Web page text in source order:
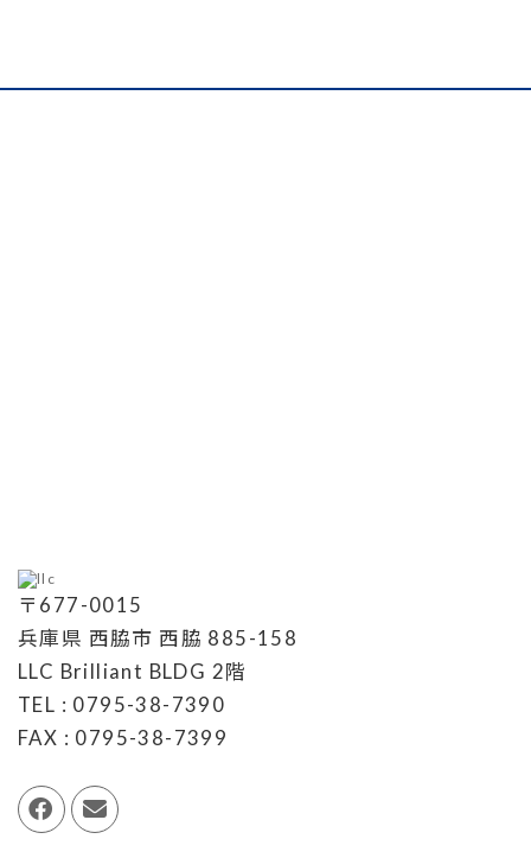
〒677-0015
兵庫県 西脇市 西脇 885-158
LLC Brilliant BLDG 2階
TEL : 0795-38-7390
FAX : 0795-38-7399